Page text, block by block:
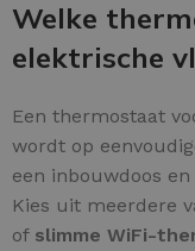
Welke
elektrische
Een thermostaat
wordt op
een inbouwdoos
Kies uit meerdere
of slimme WiFi-